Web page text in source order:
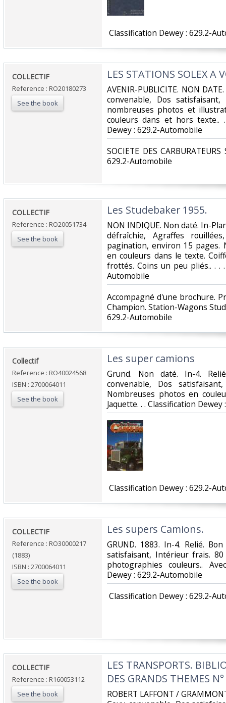
Classification Dewey : 629.2-
‎COLLECTIF‎
Reference : RO20180273
See the book
‎LES STATIONS SOLEX A
‎AVENIR-PUBLICITE. NON
convenable, Dos
nombreuses photos et
couleurs dans et hors texte..
Dewey : 629.2-Automobile‎
‎SOCIETE DES
629.2-Automobile‎
‎COLLECTIF‎
Reference : RO20051734
See the book
‎Les Studebaker 1955.‎
‎NON INDIQUE. Non daté. In-
défraîchie, Agraffes
pagination, environ 15 pages.
en couleurs dans le texte.
frottés. Coins un peu pliés.. . .
Automobile‎
‎Accompagné d'une brochure.
Champion. Station-Wagons
629.2-Automobile‎
‎Collectif‎
Reference : RO40024568
ISBN : 2700064011
See the book
‎Les super camions‎
‎Grund. Non daté. In-4.
convenable, Dos
Nombreuses photos en
Jaquette. . . Classification
Classification Dewey : 629.2-
‎COLLECTIF‎
Reference : RO30000217
(1883)
ISBN : 2700064011
See the book
‎Les supers Camions.‎
‎GRUND. 1883. In-4. Relié.
satisfaisant, Intérieur frais.
photographies couleurs..
Dewey : 629.2-Automobile‎
Classification Dewey : 629.2-
‎COLLECTIF‎
Reference : R160053112
See the book
‎LES TRANSPORTS.
DES GRANDS THEMES
‎ROBERT LAFFONT /